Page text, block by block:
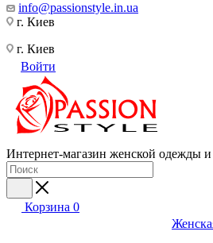
info@passionstyle.in.ua
г. Киев
г. Киев
Войти
Интернет-магазин женской одежды
Корзина 0